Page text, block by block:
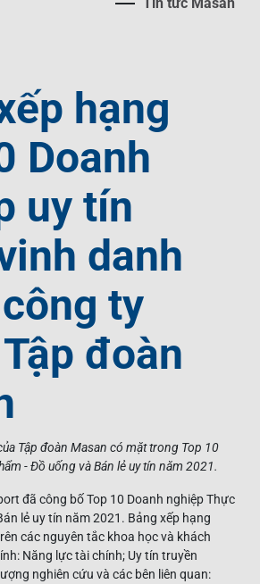
Việt Nam
Chí
hạng
Doanh
uy tín
danh
ty
đoàn
Tập đoàn Masan có mặt trong Top 10
- Đồ uống và Bán lẻ uy tín năm 2021.
đã công bố Top 10 Doanh nghiệp Thực
lẻ uy tín năm 2021. Bảng xếp hạng
các nguyên tắc khoa học và khách
Năng lực tài chính; Uy tín truyền
nghiên cứu và các bên liên quan: